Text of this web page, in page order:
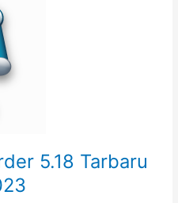
5.18 Tarbaru